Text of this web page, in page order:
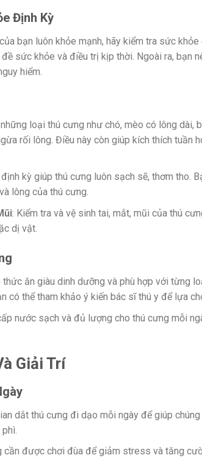
Định Kỳ
bạn luôn khỏe mạnh, hãy kiểm tra sức
sức khỏe và điều trị kịp thời. Ngoài ra, bạn
hiểm.
loại thú cưng như chó, mèo có lông dài,
rối lông. Điều này còn giúp kích thích tuần
kỳ giúp thú cưng luôn sạch sẽ, thơm tho.
lông của thú cưng.
: Kiểm tra và vệ sinh tai, mắt, mũi của thú
dị vật.
thức ăn giàu dinh dưỡng và phù hợp với từng
có thể tham khảo ý kiến bác sĩ thú y để lựa
nước sạch và đủ lượng cho thú cưng mỗi
Giải Trí
dắt thú cưng đi dạo mỗi ngày để giúp
cần được chơi đùa để giảm stress và tăng